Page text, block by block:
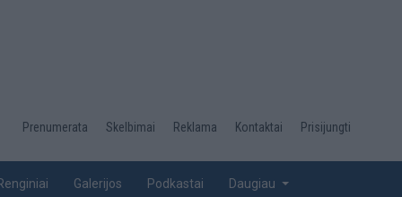
Desktop
top
Prenumerata Skelbimai Reklama Kontaktai Prisijungti
Galerijos Podkastai Daugiau